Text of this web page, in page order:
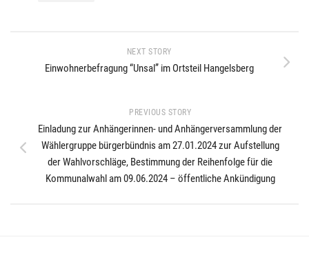
NEXT STORY
Einwohnerbefragung “Unsal” im Ortsteil Hangelsberg
PREVIOUS STORY
Einladung zur Anhängerinnen- und Anhängerversammlung der
Wählergruppe bürgerbündnis am 27.01.2024 zur Aufstellung
der Wahlvorschläge, Bestimmung der Reihenfolge für die
Kommunalwahl am 09.06.2024 – öffentliche Ankündigung